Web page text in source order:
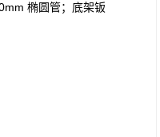
椭圆管；底架钣